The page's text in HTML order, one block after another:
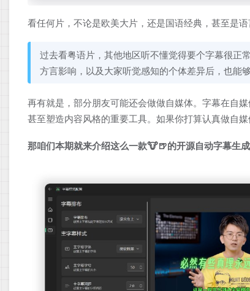
看任何片，不论是欧美大片，还是国语经典，甚至是
过去看粤语片，其他地区听不懂觉得要个字幕很正
方言影响，以及大家听觉感知的个体差异后，也能够
再有就是，部分朋友可能还会做做自媒体。字幕在自
甚至塑造内容风格的重要工具。如果你打算认真做自
那咱们本期就来介绍这么一款🐮🍺的开源自动字幕生